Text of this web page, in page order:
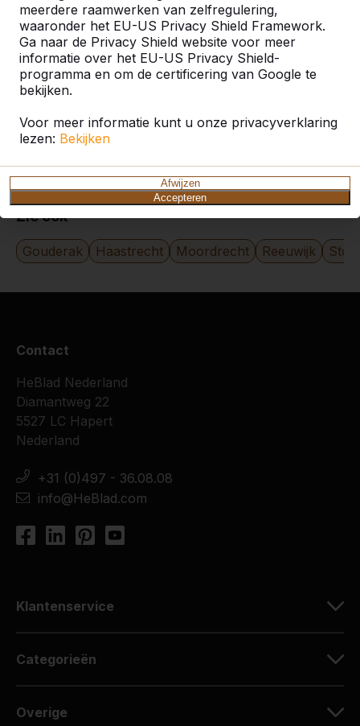
meerdere raamwerken van zelfregulering,
waaronder het EU-US Privacy Shield Framework.
Ga naar de Privacy Shield website voor meer
informatie over het EU-US Privacy Shield-
programma en om de certificering van Google te
bekijken.
Voor meer informatie kunt u onze privacyverklaring
lezen: Bekijken
Afwijzen
Accepteren
Alles weergeven
Zoek op plaats of postcode
Zie ook
Gouderak Haastrecht Moordrecht Reeuwijk
Contact
HeBlad Nederland
Diamantweg 22
5527 LC Hapert
Nederland
+31 (0)497 - 36.08.08
info@HeBlad.com
Klantenservice
Categorieën
Overige